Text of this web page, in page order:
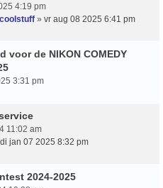
4:19 pm
» vr aug 08 2025 6:41 pm
voor de NIKON COMEDY
3:31 pm
11:02 am
di jan 07 2025 8:32 pm
2024-2025